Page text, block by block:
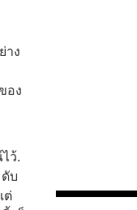
าง
อง
ว้.
บ
ต่